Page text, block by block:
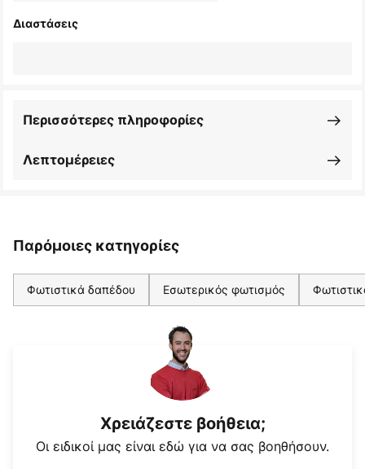
Διαστάσεις
Λεπτομέρειες
Περισσότερες πληροφορίες
Παρόμοιες κατηγορίες
Φωτιστικά δαπέδου Εσωτερικός φωτισμός
Χρειάζεστε βοήθεια;
Οι ειδικοί μας είναι εδώ για να σας βοηθήσουν.